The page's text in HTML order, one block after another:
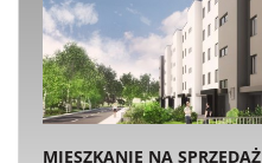
MIESZKANIE NA SPRZEDAŻ